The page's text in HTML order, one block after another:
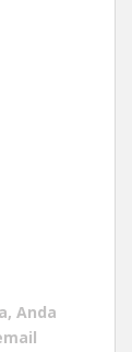
Anda